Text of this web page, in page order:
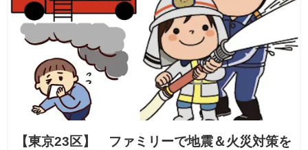
【東京23区】 ファミリーで地震＆火災対策を